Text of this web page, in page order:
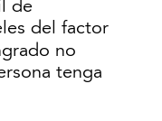
de
del factor
no
tenga